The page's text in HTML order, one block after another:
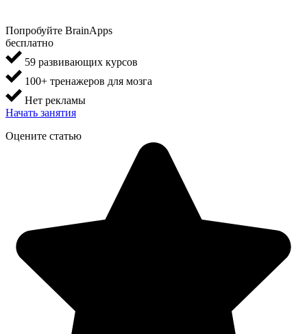
Попробуйте BrainApps
бесплатно
59 развивающих курсов
100+ тренажеров для мозга
Нет рекламы
Начать занятия
Оцените статью